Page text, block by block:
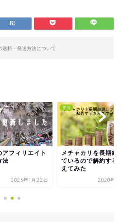
送料・発送方法について
アフィリエイト
法
2023年1月22日
生活
メチャカリを長期継
ているので解約する
えてみた
2020年3